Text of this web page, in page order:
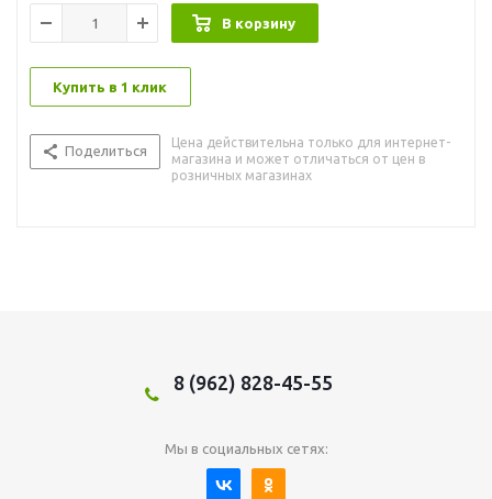
В корзину
Купить в 1 клик
Поделиться
Цена действительна только для интернет-
магазина и может отличаться от цен в
розничных магазинах
8 (962) 828-45-55
Мы в социальных сетях: